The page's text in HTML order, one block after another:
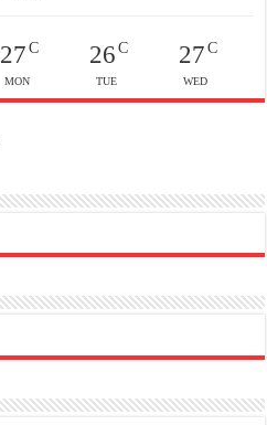
27 C
MON
26C
TUE
27C
WED